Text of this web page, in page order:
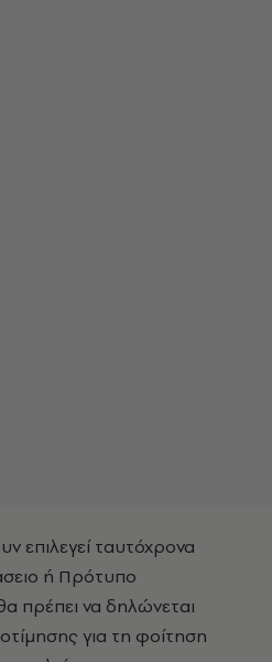
επιλεγεί ταυτόχρονα
ή Πρότυπο
πρέπει να δηλώνεται
για τη φοίτηση